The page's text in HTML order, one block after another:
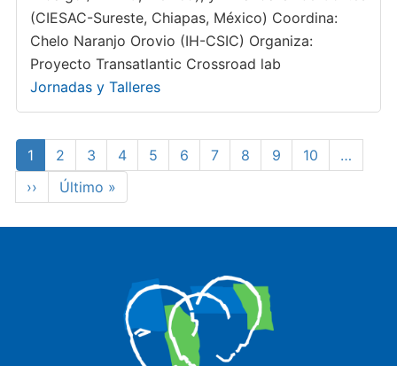
(CIESAC-Sureste, Chiapas, México) Coordina:
Chelo Naranjo Orovio (IH-CSIC) Organiza:
Proyecto Transatlantic Crossroad lab
Jornadas y Talleres
Paginación
Página
actual
1 Page
2 Page
3 Page
4 Page
5 Page
6 Page
7 Page
8 Page
9 Page
10
…
Siguiente
página
››
Última
página
Último »